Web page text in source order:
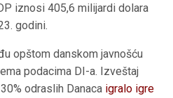
iznosi 405,6 milijardi dolara
godini.
opštom danskom javnošću
podacima DI-a. Izveštaj
odraslih Danaca igralo igre